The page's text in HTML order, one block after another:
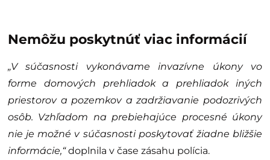
Nemôžu poskytnúť viac informácií
„V súčasnosti vykonávame invazívne úkony vo
forme domových prehliadok a prehliadok iných
priestorov a pozemkov a zadržiavanie podozrivých
osôb. Vzhľadom na prebiehajúce procesné úkony
nie je možné v súčasnosti poskytovať žiadne bližšie
informácie,“doplnila v čase zásahu polícia.